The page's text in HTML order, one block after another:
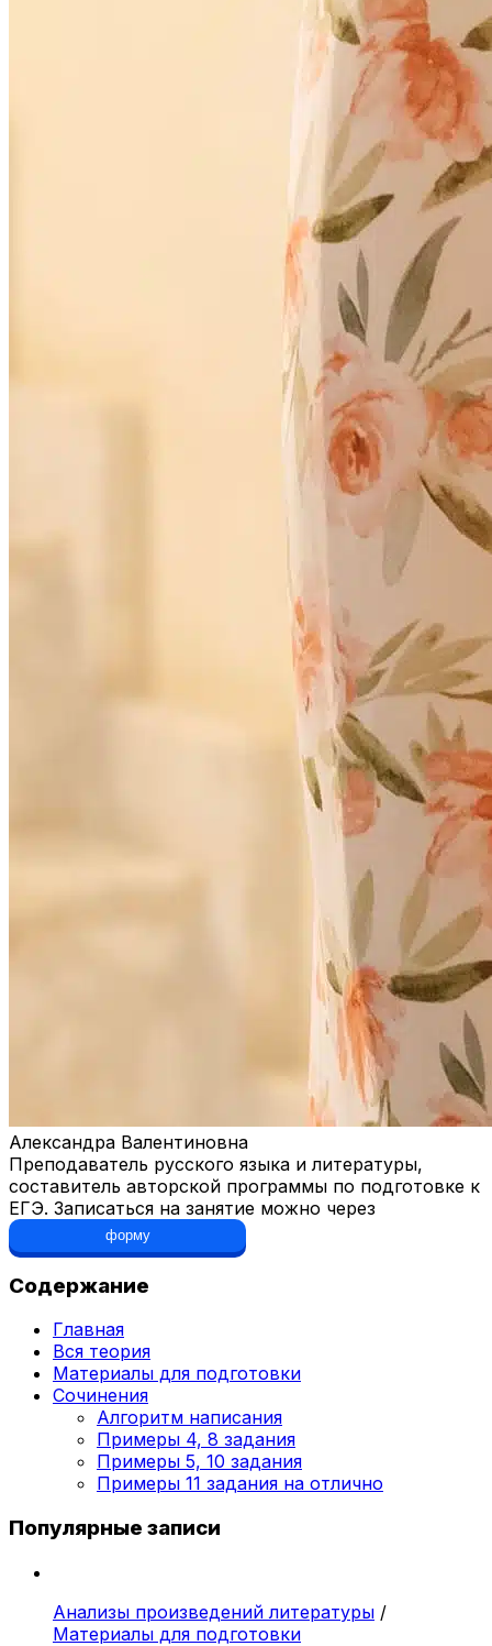
Александра Валентиновна
Преподаватель русского языка и литературы,
составитель авторской программы по подготовке к
ЕГЭ. Записаться на занятие можно через
форму
Содержание
Главная
Вся теория
Материалы для подготовки
Сочинения
Алгоритм написания
Примеры 4, 8 задания
Примеры 5, 10 задания
Примеры 11 задания на отлично
Популярные записи
Анализы произведений литературы /
Материалы для подготовки